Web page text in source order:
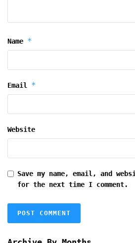
Name *
Email *
Website
Save my name, email, and
for the next time I comment.